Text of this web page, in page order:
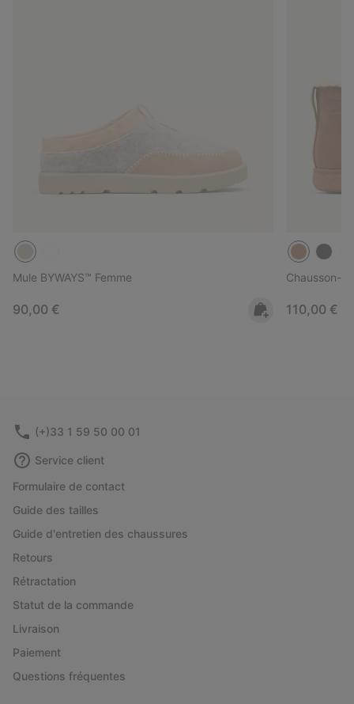
Mule BYWAYS™ Femme
Regular price:
90,00 €
Chausson-
Regular
110,00 €
(+)33 1 59 50 00 01
Service client
Formulaire de contact
Guide des tailles
Guide d'entretien des chaussures
Retours
Rétractation
Statut de la commande
Livraison
Paiement
Questions fréquentes